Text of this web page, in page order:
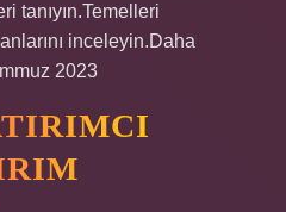
tanıyın.Temelleri
inceleyin.Daha
2023